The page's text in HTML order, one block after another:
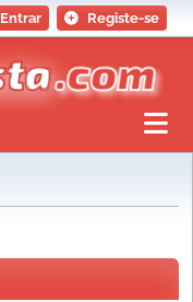
Entrar Registe-se